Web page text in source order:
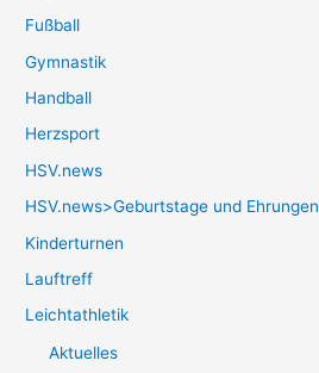
Fußball
Gymnastik
Handball
Herzsport
HSV.news
HSV.news>Geburtstage und Ehrungen
Kinderturnen
Lauftreff
Leichtathletik
Aktuelles